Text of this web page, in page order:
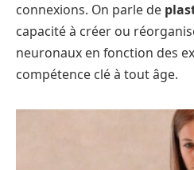
connexions. On parle de
capacité à créer ou
neuronaux en fonction des
compétence clé à tout âge.